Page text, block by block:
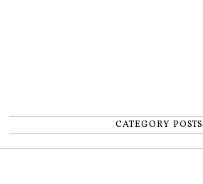
CATEGORY POSTS